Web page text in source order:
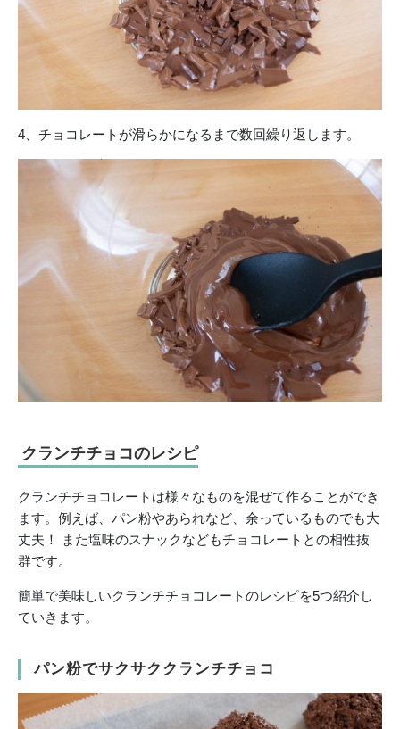
4、チョコレートが滑らかになるまで数回繰り返します。
クランチチョコのレシピ
クランチチョコレートは様々なものを混ぜて作ることができ
ます。例えば、パン粉やあられなど、余っているものでも大
丈夫！ また塩味のスナックなどもチョコレートとの相性抜
群です。
簡単で美味しいクランチチョコレートのレシピを5つ紹介し
ていきます。
パン粉でサクサククランチチョコ